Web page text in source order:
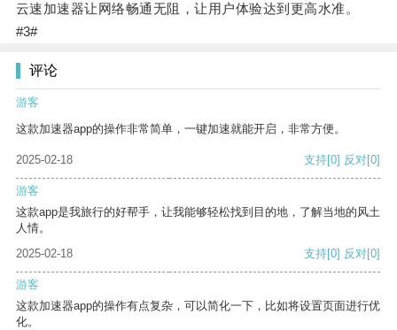
云速加速器让网络畅通无阻，让用户体验达到更高水准。
#3#
评论
游客
这款加速器app的操作非常简单，一键加速就能开启，非常方便。
2025-02-18 支持[0] 反对[0]
游客
这款app是我旅行的好帮手，让我能够轻松找到目的地，了解当地的风土
人情。
2025-02-18
支持[0] 反对[0]
游客
这款加速器app的操作有点复杂，可以简化一下，比如将设置页面进行优
化。